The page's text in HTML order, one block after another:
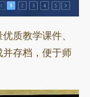
质教学课件、
存档，便于师